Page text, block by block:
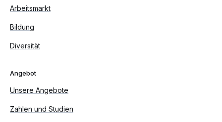
Arbeitsmarkt
Bildung
Diversität
Angebot
Unsere Angebote
Zahlen und Studien